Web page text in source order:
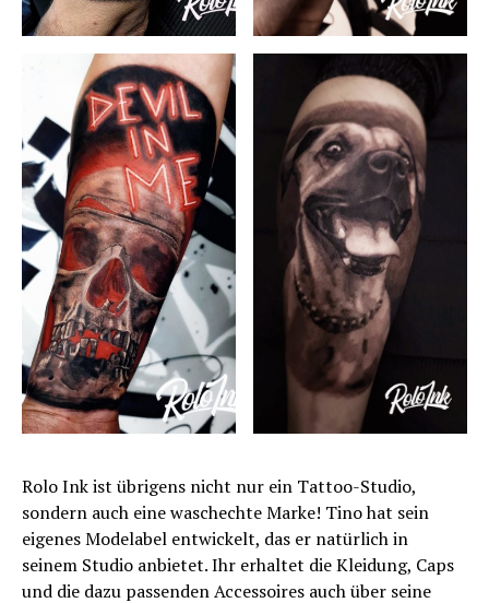
Rolo Ink ist übrigens nicht nur ein Tattoo-Studio,
sondern auch eine waschechte Marke! Tino hat sein
eigenes Modelabel entwickelt, das er natürlich in
seinem Studio anbietet. Ihr erhaltet die Kleidung, Caps
und die dazu passenden Accessoires auch über seine